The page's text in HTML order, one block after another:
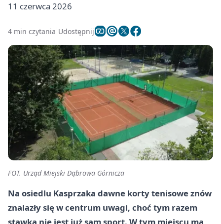
11 czerwca 2026
4 min czytania Udostępnij
FOT. Urząd Miejski Dąbrowa Górnicza
Na osiedlu Kasprzaka dawne korty tenisowe znów
znalazły się w centrum uwagi, choć tym razem